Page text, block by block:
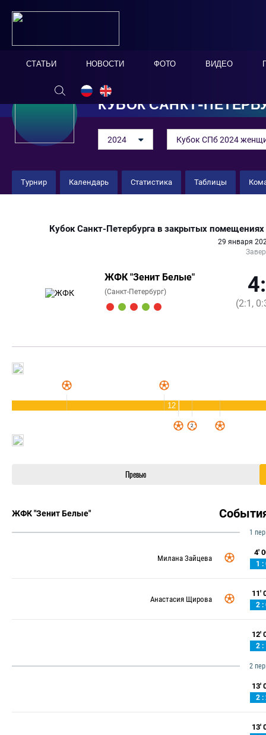
СТАТЬИ НОВОСТИ ФОТО ВИДЕО
КУБОК САНКТ-
2024 Кубок СПб 2024
Турнир Календарь Статистика Таблицы
Кубок Санкт-Петербурга в закрытых
29 января
ЖФК "Зенит Белые"
(Санкт-Петербург)
(2:1,
12
Превью
ЖФК "Зенит Белые"
1
Милана Зайцева
4'
1 :
Анастасия Щирова
11'
2 :
12'
2 :
2
13'
2 :
13'